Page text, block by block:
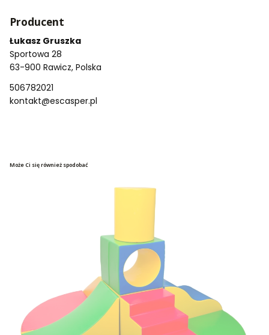
Producent
Łukasz Gruszka
Sportowa 28
63-900 Rawicz, Polska
506782021
kontakt@escasper.pl
Może Ci się również spodobać